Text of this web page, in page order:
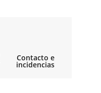
Contacto e
incidencias